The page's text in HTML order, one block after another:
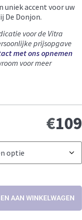
uniek accent voor uw
De Donjon.
voor de Vitra
prijsopgave
met ons opnemen
voor meer
€109
AAN WINKELWAGEN